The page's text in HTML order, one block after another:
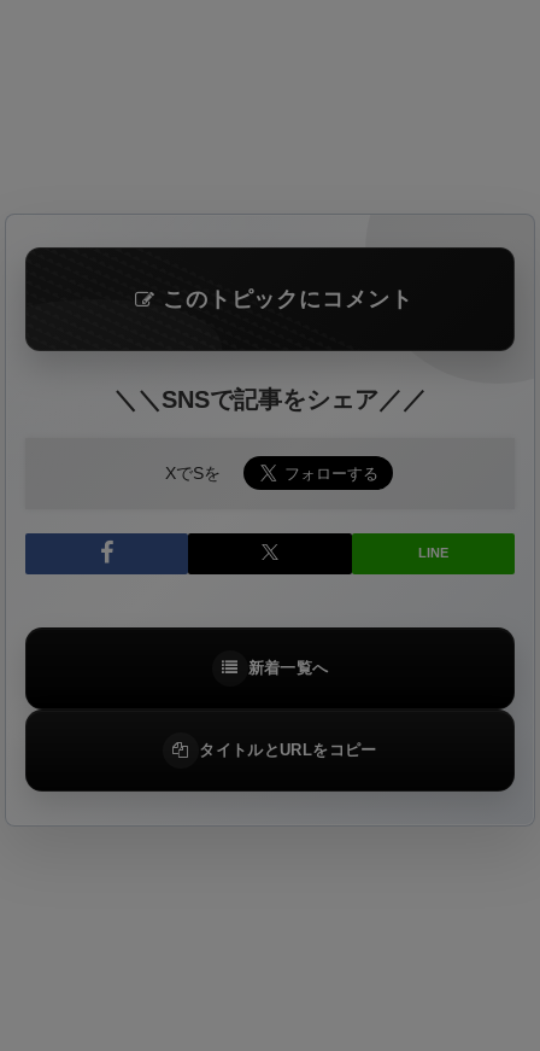
このトピックにコメント
＼＼SNSで記事をシェア／／
XでSを
LINE
新着一覧へ
タイトルとURLをコピー